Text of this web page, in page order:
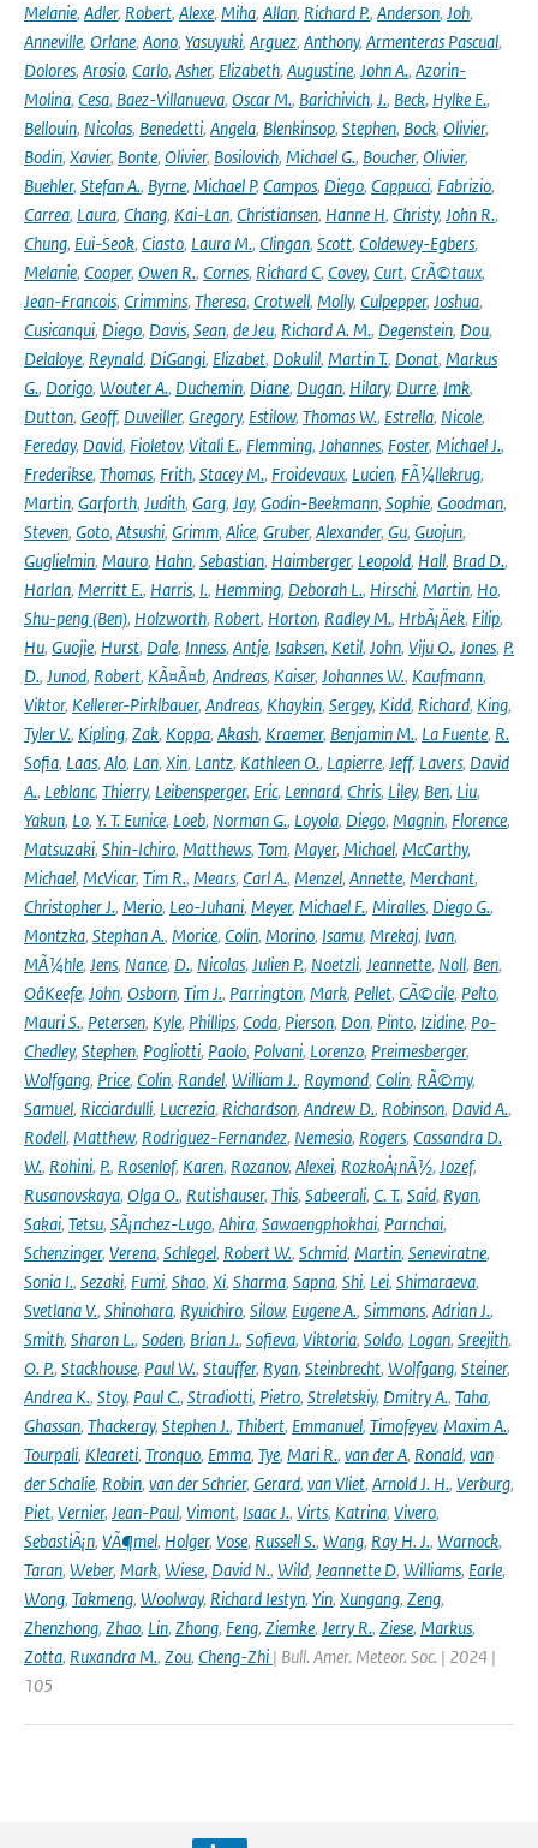
Melanie, Adler, Robert, Alexe, Miha, Allan, Richard P., Anderson, Joh,
Anneville, Orlane, Aono, Yasuyuki, Arguez, Anthony, Armenteras Pascual,
Dolores, Arosio, Carlo, Asher, Elizabeth, Augustine, John A., Azorin-
Molina, Cesa, Baez-Villanueva, Oscar M., Barichivich, J., Beck, Hylke E.,
Bellouin, Nicolas, Benedetti, Angela, Blenkinsop, Stephen, Bock, Olivier,
Bodin, Xavier, Bonte, Olivier, Bosilovich, Michael G., Boucher, Olivier,
Buehler, Stefan A., Byrne, Michael P, Campos, Diego, Cappucci, Fabrizio,
Carrea, Laura, Chang, Kai-Lan, Christiansen, Hanne H, Christy, John R.,
Chung, Eui-Seok, Ciasto, Laura M., Clingan, Scott, Coldewey-Egbers,
Melanie, Cooper, Owen R., Cornes, Richard C, Covey, Curt, CrÃ©taux,
Jean-Francois, Crimmins, Theresa, Crotwell, Molly, Culpepper, Joshua,
Cusicanqui, Diego, Davis, Sean, de Jeu, Richard A. M., Degenstein, Dou,
Delaloye, Reynald, DiGangi, Elizabet, Dokulil, Martin T., Donat, Markus
G., Dorigo, Wouter A., Duchemin, Diane, Dugan, Hilary, Durre, Imk,
Dutton, Geoff, Duveiller, Gregory, Estilow, Thomas W., Estrella, Nicole,
Fereday, David, Fioletov, Vitali E., Flemming, Johannes, Foster, Michael J.,
Frederikse, Thomas, Frith, Stacey M., Froidevaux, Lucien, FÃ¼llekrug,
Martin, Garforth, Judith, Garg, Jay, Godin-Beekmann, Sophie, Goodman,
Steven, Goto, Atsushi, Grimm, Alice, Gruber, Alexander, Gu, Guojun,
Guglielmin, Mauro, Hahn, Sebastian, Haimberger, Leopold, Hall, Brad D.,
Harlan, Merritt E., Harris, I., Hemming, Deborah L., Hirschi, Martin, Ho,
Shu-peng (Ben), Holzworth, Robert, Horton, Radley M., HrbÃ¡Äek, Filip,
Hu, Guojie, Hurst, Dale, Inness, Antje, Isaksen, Ketil, John, Viju O., Jones, P.
D., Junod, Robert, KÃ¤Ã¤b, Andreas, Kaiser, Johannes W., Kaufmann,
Viktor, Kellerer-Pirklbauer, Andreas, Khaykin, Sergey, Kidd, Richard, King,
Tyler V., Kipling, Zak, Koppa, Akash, Kraemer, Benjamin M., La Fuente, R.
Sofia, Laas, Alo, Lan, Xin, Lantz, Kathleen O., Lapierre, Jeff, Lavers, David
A., Leblanc, Thierry, Leibensperger, Eric, Lennard, Chris, Liley, Ben, Liu,
Yakun, Lo, Y. T. Eunice, Loeb, Norman G., Loyola, Diego, Magnin, Florence,
Matsuzaki, Shin-Ichiro, Matthews, Tom, Mayer, Michael, McCarthy,
Michael, McVicar, Tim R., Mears, Carl A., Menzel, Annette, Merchant,
Christopher J., Merio, Leo-Juhani, Meyer, Michael F., Miralles, Diego G.,
Montzka, Stephan A., Morice, Colin, Morino, Isamu, Mrekaj, Ivan,
MÃ¼hle, Jens, Nance, D., Nicolas, Julien P., Noetzli, Jeannette, Noll, Ben,
OâKeefe, John, Osborn, Tim J., Parrington, Mark, Pellet, CÃ©cile, Pelto,
Mauri S., Petersen, Kyle, Phillips, Coda, Pierson, Don, Pinto, Izidine, Po-
Chedley, Stephen, Pogliotti, Paolo, Polvani, Lorenzo, Preimesberger,
Wolfgang, Price, Colin, Randel, William J., Raymond, Colin, RÃ©my,
Samuel, Ricciardulli, Lucrezia, Richardson, Andrew D., Robinson, David A.,
Rodell, Matthew, Rodriguez-Fernandez, Nemesio, Rogers, Cassandra D.
W., Rohini, P., Rosenlof, Karen, Rozanov, Alexei, RozkoÅ¡nÃ½, Jozef,
Rusanovskaya, Olga O., Rutishauser, This, Sabeerali, C. T., Said, Ryan,
Sakai, Tetsu, SÃ¡nchez-Lugo, Ahira, Sawaengphokhai, Parnchai,
Schenzinger, Verena, Schlegel, Robert W., Schmid, Martin, Seneviratne,
Sonia I., Sezaki, Fumi, Shao, Xi, Sharma, Sapna, Shi, Lei, Shimaraeva,
Svetlana V., Shinohara, Ryuichiro, Silow, Eugene A., Simmons, Adrian J.,
Smith, Sharon L., Soden, Brian J., Sofieva, Viktoria, Soldo, Logan, Sreejith,
O. P., Stackhouse, Paul W., Stauffer, Ryan, Steinbrecht, Wolfgang, Steiner,
Andrea K., Stoy, Paul C., Stradiotti, Pietro, Streletskiy, Dmitry A., Taha,
Ghassan, Thackeray, Stephen J., Thibert, Emmanuel, Timofeyev, Maxim A.,
Tourpali, Kleareti, Tronquo, Emma, Tye, Mari R., van der A, Ronald, van
der Schalie, Robin, van der Schrier, Gerard, van Vliet, Arnold J. H., Verburg,
Piet, Vernier, Jean-Paul, Vimont, Isaac J., Virts, Katrina, Vivero,
SebastiÃ¡n, VÃ¶mel, Holger, Vose, Russell S., Wang, Ray H. J., Warnock,
Taran, Weber, Mark, Wiese, David N., Wild, Jeannette D, Williams, Earle,
Wong, Takmeng, Woolway, Richard Iestyn, Yin, Xungang, Zeng,
Zhenzhong, Zhao, Lin, Zhong, Feng, Ziemke, Jerry R., Ziese, Markus,
Zotta, Ruxandra M., Zou, Cheng-Zhi | Bull. Amer. Meteor. Soc. | 2024 |
105